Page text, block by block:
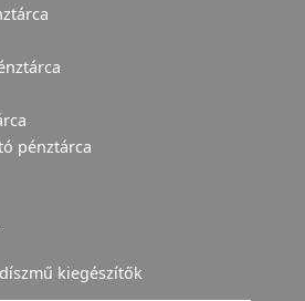
pénztárca
kiegészítők